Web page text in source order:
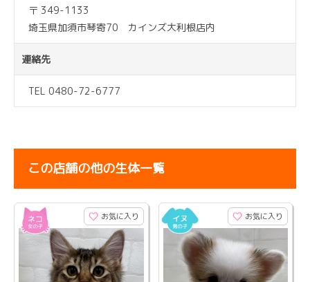
〒 349-1133
埼玉県加須市琴寄70 カインズ大利根店内
連絡先
TEL 0480-72-6777
この店舗の他の生体一覧
お気に入り お気に入り